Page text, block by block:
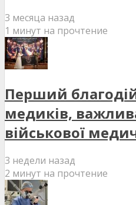
3 месяца назад
1 минут на прочтение
Перший
медиків,
військової
3 недели назад
2 минут на прочтение